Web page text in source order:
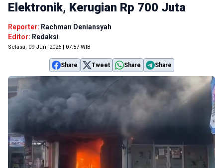
Elektronik, Kerugian Rp 700 Juta
Reporter: Rachman Deniansyah
Editor: Redaksi
Selasa, 09 Juni 2026 | 07:57 WIB
Share Tweet Share Share